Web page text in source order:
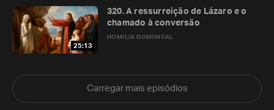
25:13
HOMILIA DOMINICAL
320. A ressurreição de Lázaro e o
chamado à conversão
Carregar mais episódios